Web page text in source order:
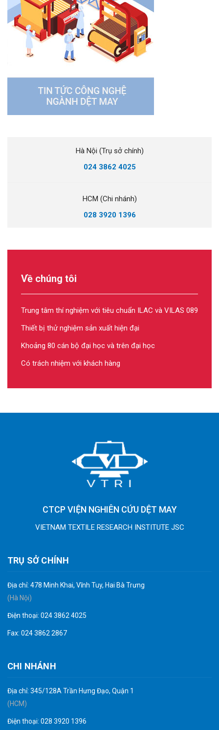
Hà Nội (Trụ sở chính)
024 3862 4025
HCM (Chi nhánh)
028 3920 1396
Về chúng tôi
Trung tâm thí nghiệm với tiêu chuẩn ILAC và VILAS 089
Thiết bị thử nghiệm sản xuất hiện đại
Khoảng 80 cán bộ đại học và trên đại học
Có trách nhiệm với khách hàng
CTCP VIỆN NGHIÊN CỨU DỆT MAY
VIETNAM TEXTILE RESEARCH INSTITUTE JSC
TRỤ SỞ CHÍNH
Địa chỉ: 478 Minh Khai, Vĩnh Tuy, Hai Bà Trưng
(Hà Nội)
Điện thoại: 024 3862 4025
Fax: 024 3862 2867
CHI NHÁNH
Địa chỉ: 345/128A Trần Hưng Đạo, Quận 1
(HCM)
Điện thoại: 028 3920 1396